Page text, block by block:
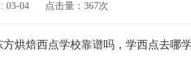
03-04 点击量：367次
方烘焙西点学校靠谱吗，学西点去哪